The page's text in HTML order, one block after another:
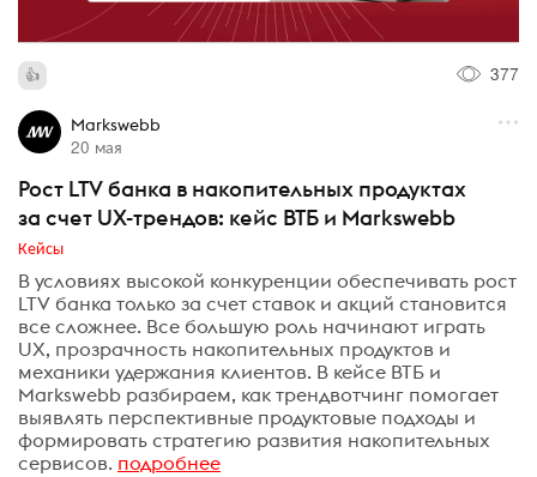
377
Markswebb
20 мая
Рост LTV банка в накопительных продуктах
за счет UX-трендов: кейс ВТБ и Markswebb
Кейсы
В условиях высокой конкуренции обеспечивать рост
LTV банка только за счет ставок и акций становится
все сложнее. Все большую роль начинают играть
UX, прозрачность накопительных продуктов и
механики удержания клиентов. В кейсе ВТБ и
Markswebb разбираем, как трендвотчинг помогает
выявлять перспективные продуктовые подходы и
формировать стратегию развития накопительных
сервисов. подробнее